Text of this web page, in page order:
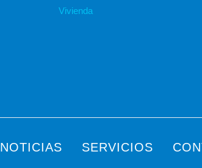
Vivienda
NOTICIAS SERVICIOS